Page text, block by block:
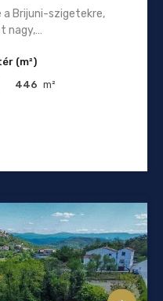
Brijuni-szigetekre,
nagy,…
(m²)
446 m²